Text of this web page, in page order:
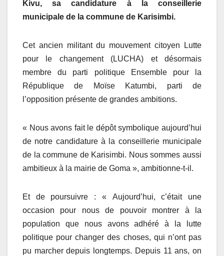
Kivu, sa candidature à la conseillerie
municipale de la commune de Karisimbi.
Cet ancien militant du mouvement citoyen Lutte
pour le changement (LUCHA) et désormais
membre du parti politique Ensemble pour la
République de Moïse Katumbi, parti de
l’opposition présente de grandes ambitions.
« Nous avons fait le dépôt symbolique aujourd’hui
de notre candidature à la conseillerie municipale
de la commune de Karisimbi. Nous sommes aussi
ambitieux à la mairie de Goma », ambitionne-t-il.
Et de poursuivre : « Aujourd’hui, c’était une
occasion pour nous de pouvoir montrer à la
population que nous avons adhéré à la lutte
politique pour changer des choses, qui n’ont pas
pu marcher depuis longtemps. Depuis 11 ans, on